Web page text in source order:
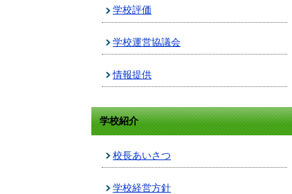
学校評価
学校運営協議会
情報提供
学校紹介
校長あいさつ
学校経営方針